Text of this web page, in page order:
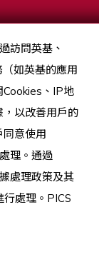
byANGLIA.
訪問英基、
如英基的應用
Cookies 、 IP地
以改善用戶的
意使用
理。通過
處理政策及其
行處理。 PICS